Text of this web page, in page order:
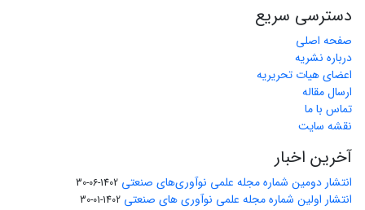
دسترسی سریع
صفحه اصلی
درباره نشریه
اعضای هیات تحریریه
ارسال مقاله
تماس با ما
نقشه سایت
آخرین اخبار
انتشار دومین شماره مجله علمی نوآوری‌های صنعتی 1402-06-30
انتشار اولین شماره مجله علمی نوآوری های صنعتی 1402-01-30